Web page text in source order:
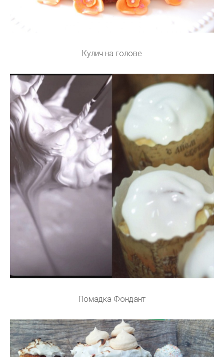
Кулич на голове
Помадка Фондант